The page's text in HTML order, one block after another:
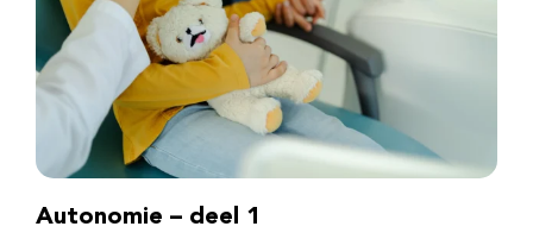
Autonomie – deel 1